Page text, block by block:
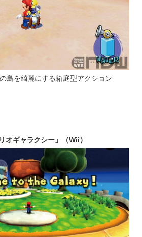
島を綺麗にする箱庭型アクション
オギャラクシー」（Wii）